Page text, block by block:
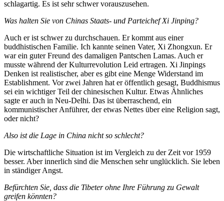
schlagartig. Es ist sehr schwer vorauszusehen.
Was halten Sie von Chinas Staats- und Parteichef Xi Jinping?
Auch er ist schwer zu durchschauen. Er kommt aus einer
buddhistischen Familie. Ich kannte seinen Vater, Xi Zhongxun. Er
war ein guter Freund des damaligen Pantschen Lamas. Auch er
musste während der Kulturrevolution Leid ertragen. Xi Jinpings
Denken ist realistischer, aber es gibt eine Menge Widerstand im
Establishment. Vor zwei Jahren hat er öffentlich gesagt, Buddhismus
sei ein wichtiger Teil der chinesischen Kultur. Etwas Ähnliches
sagte er auch in Neu-Delhi. Das ist überraschend, ein
kommunistischer Anführer, der etwas Nettes über eine Religion sagt,
oder nicht?
Also ist die Lage in China nicht so schlecht?
Die wirtschaftliche Situation ist im Vergleich zu der Zeit vor 1959
besser. Aber innerlich sind die Menschen sehr unglücklich. Sie leben
in ständiger Angst.
Befürchten Sie, dass die Tibeter ohne Ihre Führung zu Gewalt
greifen könnten?